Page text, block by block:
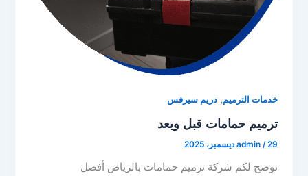
خدمات الترميم,دريم سيرفس
ترميم حمامات قبل وبعد
admin /29 ديسمبر، 2025
نوضح لكم شركة ترميم حمامات بالرياض أفضل